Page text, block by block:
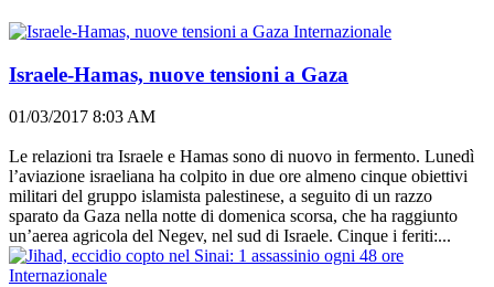
Internazionale
Israele-Hamas, nuove tensioni a Gaza
01/03/2017 8:03 AM
Le relazioni tra Israele e Hamas sono di nuovo in fermento. Lunedì
l’aviazione israeliana ha colpito in due ore almeno cinque obiettivi
militari del gruppo islamista palestinese, a seguito di un razzo
sparato da Gaza nella notte di domenica scorsa, che ha raggiunto
un’aerea agricola del Negev, nel sud di Israele. Cinque i feriti:...
Internazionale